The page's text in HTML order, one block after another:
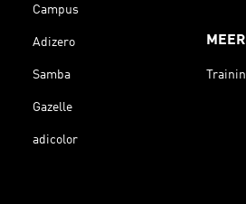
Campus
Adizero
Samba
Gazelle
adicolor